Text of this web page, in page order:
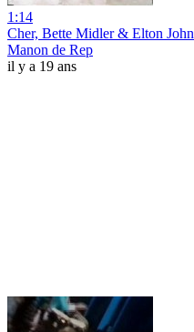
1:14
Cher, Bette Midler & Elton John
Manon de Rep
il y a 19 ans